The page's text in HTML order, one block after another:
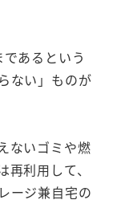
あるという
ない」ものが
ないゴミや燃
利用して、
ージ兼自宅の